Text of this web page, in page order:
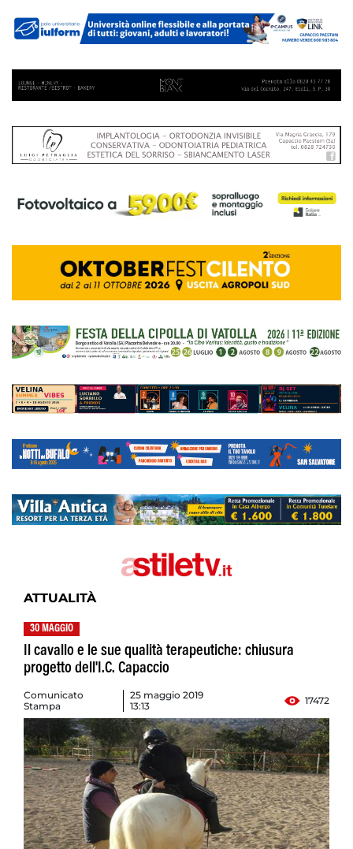
ATTUALITÀ
30 MAGGIO
Il cavallo e le sue qualità terapeutiche: chiusura
progetto dell'I.C. Capaccio
Comunicato
Stampa
25 maggio 2019
13:13
17472